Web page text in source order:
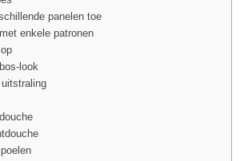
panelen toe
enkele patronen
look